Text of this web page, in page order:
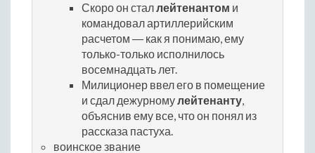
Скоро он сталлейтенантом и
командовал артиллерийским
расчетом ― как я понимаю, ему
только-только исполнилось
восемнадцать лет.
Милиционер ввел его в помещение
и сдал дежурномулейтенанту,
объяснив ему все, что он понял из
рассказа пастуха.
воинское звание